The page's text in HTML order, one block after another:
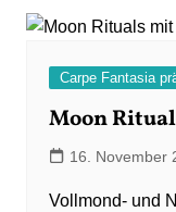
Carpe Fantasia
Moon
16. November
Vollmond- und